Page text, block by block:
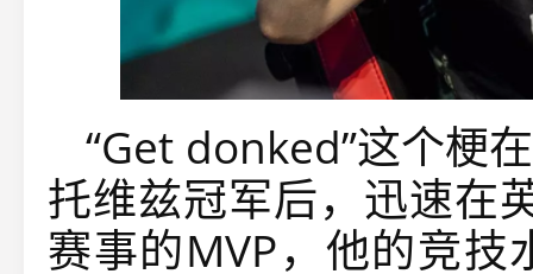
“Get donked”这个梗在
托维兹冠军后，迅速在
赛事的MVP，他的竞